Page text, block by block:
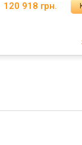
120 918 грн.